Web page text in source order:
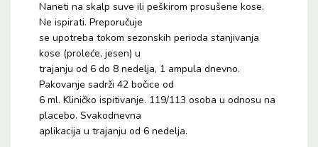
Naneti na skalp suve ili peškirom prosušene kose.
Ne ispirati. Preporučuje
se upotreba tokom sezonskih perioda stanjivanja
kose (proleće, jesen) u
trajanju od 6 do 8 nedelja, 1 ampula dnevno.
Pakovanje sadrži 42 bočice od
6 ml. Kliničko ispitivanje. 119/113 osoba u odnosu na
placebo. Svakodnevna
aplikacija u trajanju od 6 nedelja.